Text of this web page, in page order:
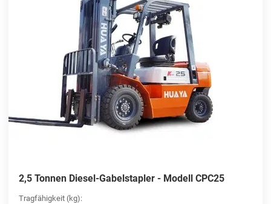
2,5 Tonnen Diesel-Gabelstapler - Modell CPC25
Tragfähigkeit (kg):